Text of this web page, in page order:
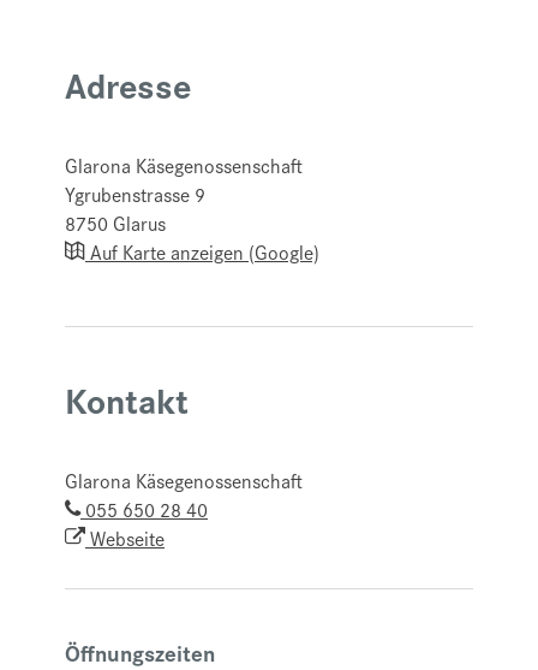
Adresse
Glarona Käsegenossenschaft
Ygrubenstrasse 9
8750 Glarus
Auf Karte anzeigen (Google)
Kontakt
Glarona Käsegenossenschaft
055 650 28 40
Webseite
Öffnungszeiten